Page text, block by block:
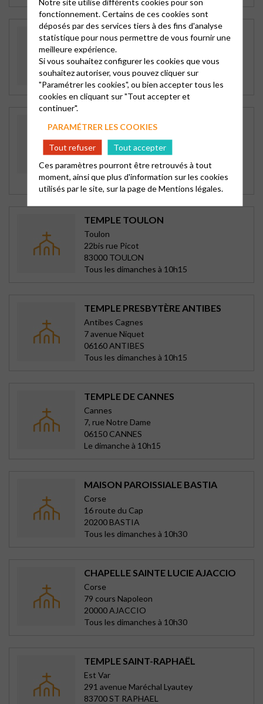
TEMPLE D’HYÈRES
Hyères
6, rue du Docteur Jaubert
83400 HYERES
Tous les dimanches à 10h15
MER, PRESB
Sanary-la Seyne
41 impasse Sully
83110 SANARY SUR MER
Tous les dimanches à 10h30
TEMPLE TOULON
Toulon
22bis rue Picot
83000 TOULON
Tous les dimanches à 10h15
TEMPLE PRESBYTÈRE ANTIBES
Antibes Cagnes
7 avenue Niquet
06160 ANTIBES
Tous les dimanches à 10h15
TEMPLE DE CANNES
Cannes
7, rue Notre Dame
06150 CANNES
Le dimanche à 10h15
MAISON PAROISSIALE BASTIA
Corse
16 route du Cap
20200 BASTIA
Tous les dimanches à 10h30
CHAPELLE SAINTE LUCIE AJACCIO
Corse
79 cours Napoleon
20000 AJACCIO
Tous les dimanches à 10h30
TEMPLE SAINT-RAPHAËL
Est Var
291 avenue Maréchal Lyautey
83700 ST RAPHAEL
fonctionnement. Certains de ces cookies sont
déposés par des services tiers à des fins d'analyse
statistique pour nous permettre de vous fournir une
meilleure expérience.
Si vous souhaitez configurer les cookies que vous
souhaitez autoriser, vous pouvez cliquer sur
"Paramétrer les cookies", ou bien accepter tous les
cookies en cliquant sur "Tout accepter et
continuer".
PARAMÉTRER LES COOKIES
Tout refuser
Tout accepter
Ces paramètres pourront être retrouvés à tout
moment, ainsi que plus d'information sur les cookies
utilisés par le site, sur la page deMentions légales.